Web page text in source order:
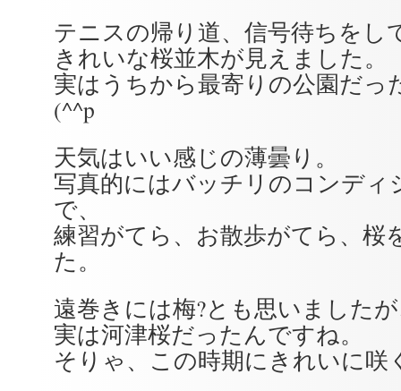
テニスの帰り道、信号待ちをし
きれいな桜並木が見えました。
実はうちから最寄りの公園だっ
(^^p
天気はいい感じの薄曇り。
写真的にはバッチリのコンディ
で、
練習がてら、お散歩がてら、桜
た。
遠巻きには梅?とも思いました
実は河津桜だったんですね。
そりゃ、この時期にきれいに咲